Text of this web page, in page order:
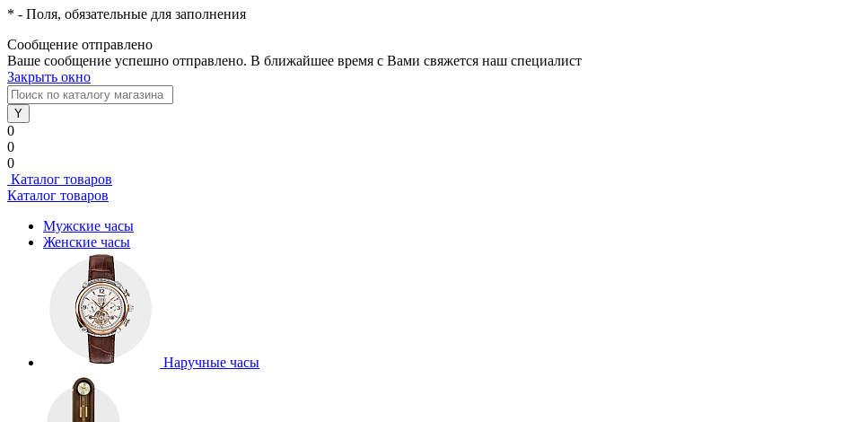
* - Поля, обязательные для заполнения
Сообщение отправлено
Ваше сообщение успешно отправлено. В ближайшее время с Вами свяжется наш специалист
Закрыть окно
0
0
0
Каталог товаров
Каталог товаров
Мужские часы
Женские часы
Наручные часы